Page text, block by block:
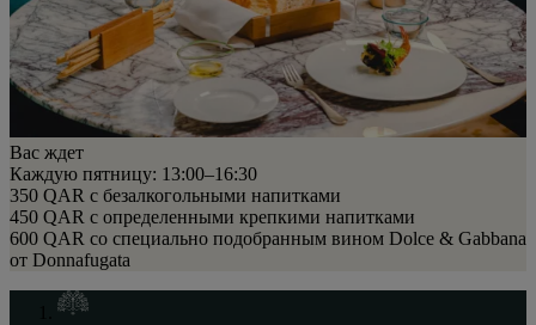
Вас ждет
Каждую пятницу: 13:00–16:30
350 QAR с безалкогольными напитками
450 QAR с определенными крепкими напитками
600 QAR со специально подобранным вином Dolce & Gabbana
от Donnafugata